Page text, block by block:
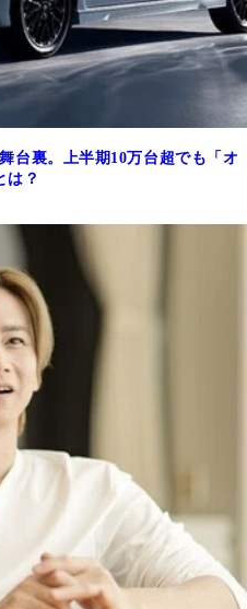
台裏。上半期10万台超でも「オ
は？